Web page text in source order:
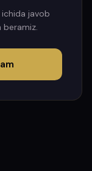
javob
beramiz.